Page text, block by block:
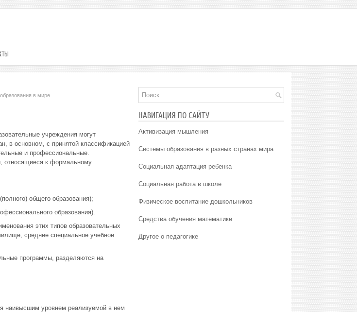
в мире
учреждения могут
в основном, с принятой классификацией
и профессиональные.
относящиеся к формальному
общего образования);
образования).
этих типов образовательных
среднее специальное учебное
программы, разделяются на
наивысшим уровнем реализуемой в нем
НАВИГАЦИЯ ПО САЙТУ
Активизация мышления
Системы образования в разных странах мира
Социальная адаптация ребенка
Социальная работа в школе
Физическое воспитание дошкольников
Средства обучения математике
Другое о педагогике